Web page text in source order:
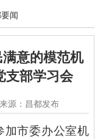
闻
意的模范机
部学习会
来源：昌都发布
加市委办公室机